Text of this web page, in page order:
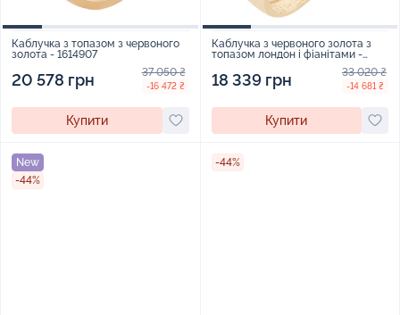
Каблучка з топазом з червоного
золота - 1614907
20 578 грн 37 050 ₴
-16 472 ₴
Купити
Каблучка з червоного золота з
топазом лондон і фіанітами -
18 339 грн 33 020 ₴
-14 681 ₴
Купити
New
-44%
-44%